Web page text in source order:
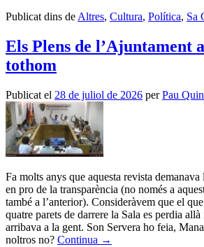
Publicat dins de Altres, Cultura, Política, Sa
Els Plens de l’Ajuntament
tothom
Publicat el 28 de juliol de 2026 perPau
Fa molts anys que aquesta revista
en pro de la transparència (no només a
també a l’anterior). Consideràvem que el
quatre parets de darrere la Sala es perdia
arribava a la gent. Son Servera ho feia,
noltros no? Continua →